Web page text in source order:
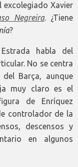
excolegiado Xavier
Negreira. ¿Tiene
?
Estrada habla del
No se centra
Barça, aunque
muy claro es el
de Enríquez
controlador de la
descensos y
en algunos